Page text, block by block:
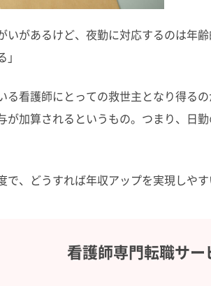
いがあるけど、夜勤に対応するのは
る看護師にとっての救世主となり得る
が加算されるというもの。つまり、日
で、どうすれば年収アップを実現しやす
看護師専門転職サー